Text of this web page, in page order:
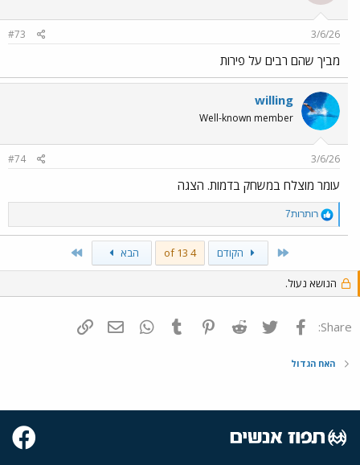
3/6/26
#73
מביך שהם רבים על פירות
willing
Well-known member
3/6/26
#74
עומר מוצלח במשחק בדמות. הצגה
R
e
a
o
רותרות7
הקודם 4 of 13 הבא
הנושא נעול.
Share: פייסבוק Twitter
Reddit
Pinterest
Tumblr
WhatsAppדואר אלקטרוני
האח הגדול